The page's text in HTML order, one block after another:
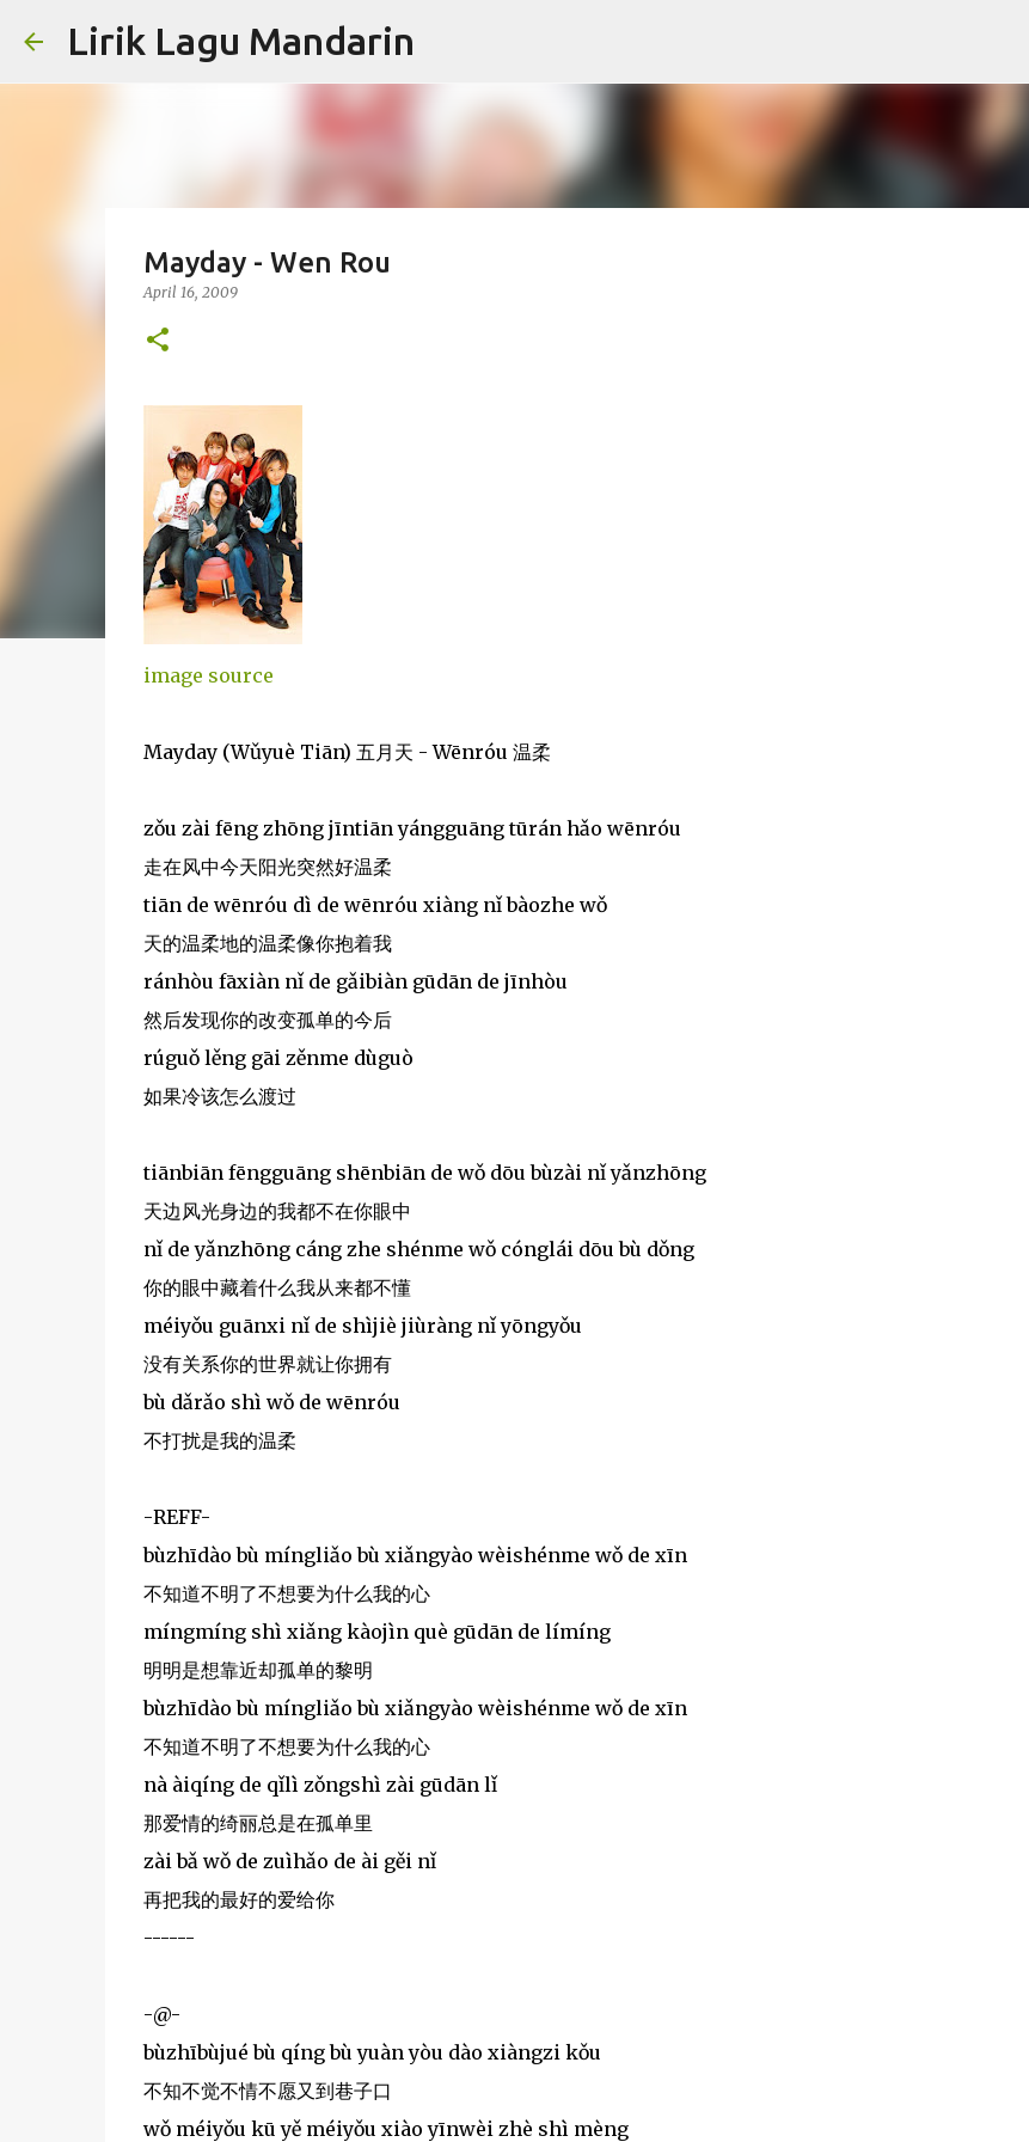
Lirik Lagu Mandarin
Mayday - Wen Rou
April 16, 2009
image source
Mayday (Wǔyuè Tiān) 五月天 - Wēnróu 温柔
zǒu zài fēng zhōng jīntiān yángguāng tūrán hǎo wēnróu
走在风中今天阳光突然好温柔
tiān de wēnróu dì de wēnróu xiàng nǐ bàozhe wǒ
天的温柔地的温柔像你抱着我
ránhòu fāxiàn nǐ de gǎibiàn gūdān de jīnhòu
然后发现你的改变孤单的今后
rúguǒ lěng gāi zěnme dùguò
如果冷该怎么渡过
tiānbiān fēngguāng shēnbiān de wǒ dōu bùzài nǐ yǎnzhōng
天边风光身边的我都不在你眼中
nǐ de yǎnzhōng cáng zhe shénme wǒ cónglái dōu bù dǒng
你的眼中藏着什么我从来都不懂
méiyǒu guānxi nǐ de shìjiè jiùràng nǐ yōngyǒu
没有关系你的世界就让你拥有
bù dǎrǎo shì wǒ de wēnróu
不打扰是我的温柔
-REFF-
bùzhīdào bù míngliǎo bù xiǎngyào wèishénme wǒ de xīn
不知道不明了不想要为什么我的心
míngmíng shì xiǎng kàojìn què gūdān de límíng
明明是想靠近却孤单的黎明
bùzhīdào bù míngliǎo bù xiǎngyào wèishénme wǒ de xīn
不知道不明了不想要为什么我的心
nà àiqíng de qǐlì zǒngshì zài gūdān lǐ
那爱情的绮丽总是在孤单里
zài bǎ wǒ de zuìhǎo de ài gěi nǐ
再把我的最好的爱给你
------
-@-
bùzhībùjué bù qíng bù yuàn yòu dào xiàngzi kǒu
不知不觉不情不愿又到巷子口
wǒ méiyǒu kū yě méiyǒu xiào yīnwèi zhè shì mèng